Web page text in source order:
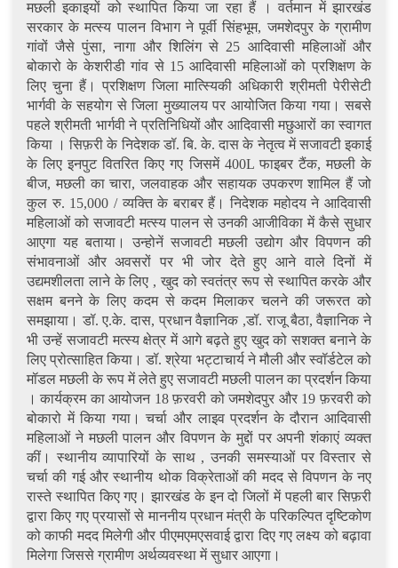
मछली इकाइयों को स्थापित किया जा रहा हैं । वर्तमान में झारखंड
सरकार के मत्स्य पालन विभाग ने पूर्वी सिंहभूम, जमशेदपुर के ग्रामीण
गांवों जैसे पुंसा, नागा और शिलिंग से 25 आदिवासी महिलाओं और
बोकारो के केशरीडी गांव से 15 आदिवासी महिलाओं को प्रशिक्षण के
लिए चुना हैं। प्रशिक्षण जिला मात्स्यिकी अधिकारी श्रीमती पेरीसेटी
भार्गवी के सहयोग से जिला मुख्यालय पर आयोजित किया गया। सबसे
पहले श्रीमती भार्गवी ने प्रतिनिधियों और आदिवासी मछुआरों का स्वागत
किया । सिफ़री के निदेशक डॉ. बि. के. दास के नेतृत्व में सजावटी इकाई
के लिए इनपुट वितरित किए गए जिसमें 400L फाइबर टैंक, मछली के
बीज, मछली का चारा, जलवाहक और सहायक उपकरण शामिल हैं जो
कुल रु. 15,000 / व्यक्ति के बराबर हैं। निदेशक महोदय ने आदिवासी
महिलाओं को सजावटी मत्स्य पालन से उनकी आजीविका में कैसे सुधार
आएगा यह बताया। उन्होनें सजावटी मछली उद्योग और विपणन की
संभावनाओं और अवसरों पर भी जोर देते हुए आने वाले दिनों में
उद्यमशीलता लाने के लिए , खुद को स्वतंत्र रूप से स्थापित करके और
सक्षम बनने के लिए कदम से कदम मिलाकर चलने की जरूरत को
समझाया। डॉ. ए.के. दास, प्रधान वैज्ञानिक ,डॉ. राजू बैठा, वैज्ञानिक ने
भी उन्हें सजावटी मत्स्य क्षेत्र में आगे बढ़ते हुए खुद को सशक्त बनाने के
लिए प्रोत्साहित किया। डॉ. श्रेया भट्टाचार्य ने मौली और स्वॉर्डटेल को
मॉडल मछली के रूप में लेते हुए सजावटी मछली पालन का प्रदर्शन किया
। कार्यक्रम का आयोजन 18 फ़रवरी को जमशेदपुर और 19 फ़रवरी को
बोकारो में किया गया। चर्चा और लाइव प्रदर्शन के दौरान आदिवासी
महिलाओं ने मछली पालन और विपणन के मुद्दों पर अपनी शंकाएं व्यक्त
कीं। स्थानीय व्यापारियों के साथ , उनकी समस्याओं पर विस्तार से
चर्चा की गई और स्थानीय थोक विक्रेताओं की मदद से विपणन के नए
रास्ते स्थापित किए गए। झारखंड के इन दो जिलों में पहली बार सिफ़री
द्वारा किए गए प्रयासों से माननीय प्रधान मंत्री के परिकल्पित दृष्टिकोण
को काफी मदद मिलेगी और पीएमएमएसवाई द्वारा दिए गए लक्ष्य को बढ़ावा
मिलेगा जिससे ग्रामीण अर्थव्यवस्था में सुधार आएगा।